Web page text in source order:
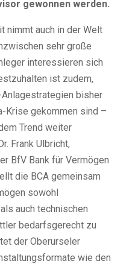
gewonnen werden.
nimmt auch in der Welt
sehr große
interessieren sich
ist zudem,
bisher
Krise gekommen sind –
Trend weiter
Frank Ulbricht,
BfV Bank für Vermögen
die BCA gemeinsam
sowohl
auch technischen
bedarfsgerecht zu
der Oberurseler
wie den